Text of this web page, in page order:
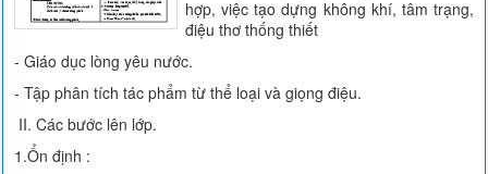
hợp, việc tạo dựng không khí, tâm trạng,
điệu thơ thống thiết
- Giáo dục lòng yêu nước.
- Tập phân tích tác phẩm từ thể loại và giọng điệu.
II. Các bước lên lớp.
1.Ổn định :